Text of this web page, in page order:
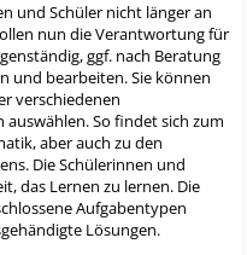
und Schüler nicht länger an
nun die Verantwortung für
ggf. nach Beratung
und bearbeiten. Sie können
verschiedenen
auswählen. So findet sich zum
aber auch zu den
Die Schülerinnen und
das Lernen zu lernen. Die
Aufgabentypen
Lösungen.